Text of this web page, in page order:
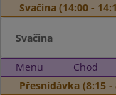
Svačina (14:00 -
Svačina
Menu Chod
Přesnídávka (8:15 -